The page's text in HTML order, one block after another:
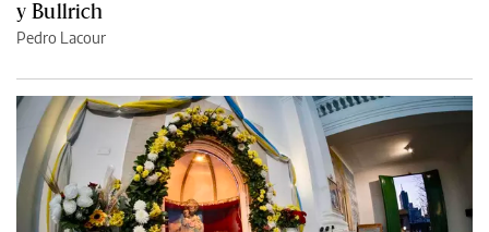
y Bullrich
Pedro Lacour